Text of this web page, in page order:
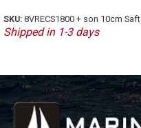
SKU: 8VRECS1800 + son 10cm Saft
Shipped in 1-3 days